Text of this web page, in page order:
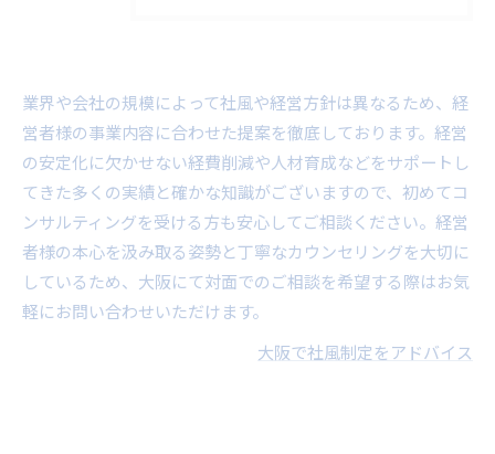
業界や会社の規模によって社風や経営方針は異なるため、経
営者様の事業内容に合わせた提案を徹底しております。経営
の安定化に欠かせない経費削減や人材育成などをサポートし
てきた多くの実績と確かな知識がございますので、初めてコ
ンサルティングを受ける方も安心してご相談ください。経営
者様の本心を汲み取る姿勢と丁寧なカウンセリングを大切に
しているため、大阪にて対面でのご相談を希望する際はお気
軽にお問い合わせいただけます。
大阪で社風制定をアドバイス